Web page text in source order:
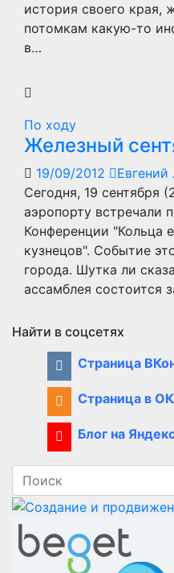
история своего края,
потомкам какую-то
в…
По ходу
Железный
19/09/2012
Евгений
Сегодня, 19 сентября
аэропорту встречали
Конференции "Кольца
кузнецов". Событие
города. Шутка ли
ассамблея состоится
Найти в соцсетях
Страница
Страница в ОК
Блог на